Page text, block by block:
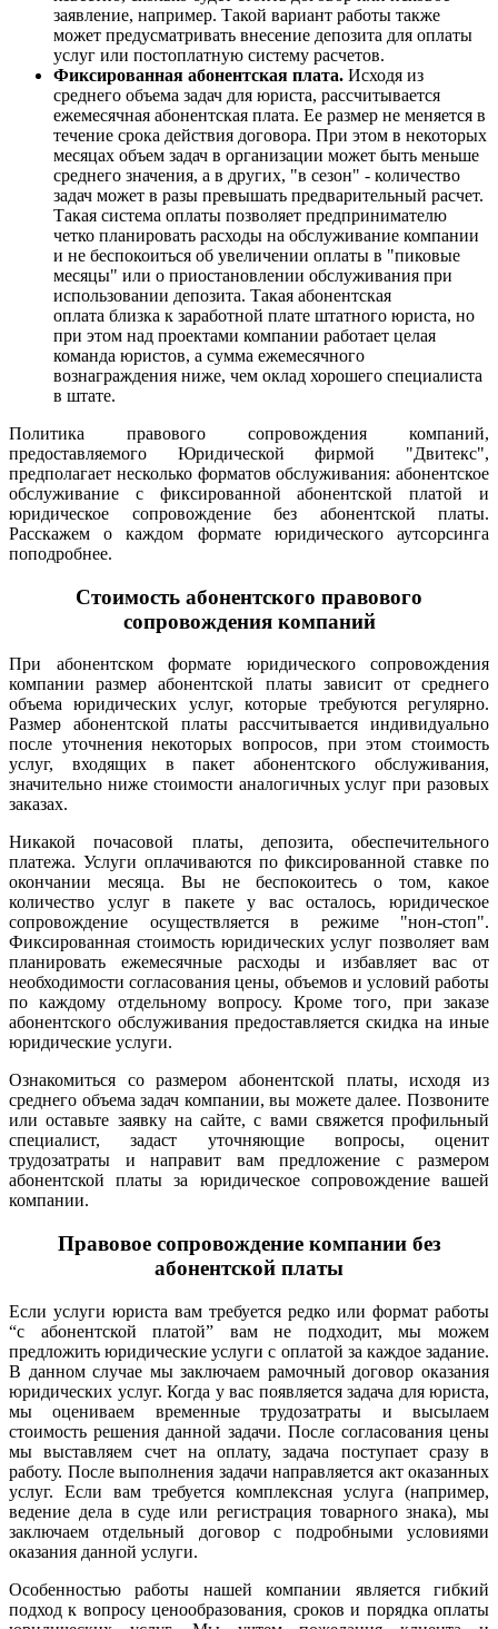
заявление, например. Такой вариант работы также
может предусматривать внесение депозита для оплаты
услуг или постоплатную систему расчетов.
Фиксированная абонентская плата. Исходя из
среднего объема задач для юриста, рассчитывается
ежемесячная абонентская плата. Ее размер не меняется в
течение срока действия договора. При этом в некоторых
месяцах объем задач в организации может быть меньше
среднего значения, а в других, "в сезон" - количество
задач может в разы превышать предварительный расчет.
Такая система оплаты позволяет предпринимателю
четко планировать расходы на обслуживание компании
и не беспокоиться об увеличении оплаты в "пиковые
месяцы" или о приостановлении обслуживания при
использовании депозита. Такая абонентская
оплата близка к заработной плате штатного юриста, но
при этом над проектами компании работает целая
команда юристов, а сумма ежемесячного
вознаграждения ниже, чем оклад хорошего специалиста
в штате.
Политика правового сопровождения компаний,
предоставляемого Юридической фирмой "Двитекс",
предполагает несколько форматов обслуживания: абонентское
обслуживание с фиксированной абонентской платой и
юридическое сопровождение без абонентской платы.
Расскажем о каждом формате юридического аутсорсинга
поподробнее.
Стоимость абонентского правового
сопровождения компаний
При абонентском формате юридического сопровождения
компании размер абонентской платы зависит от среднего
объема юридических услуг, которые требуются регулярно.
Размер абонентской платы рассчитывается индивидуально
после уточнения некоторых вопросов, при этом стоимость
услуг, входящих в пакет абонентского обслуживания,
значительно ниже стоимости аналогичных услуг при разовых
заказах.
Никакой почасовой платы, депозита, обеспечительного
платежа. Услуги оплачиваются по фиксированной ставке по
окончании месяца. Вы не беспокоитесь о том, какое
количество услуг в пакете у вас осталось, юридическое
сопровождение осуществляется в режиме "нон-стоп".
Фиксированная стоимость юридических услуг позволяет вам
планировать ежемесячные расходы и избавляет вас от
необходимости согласования цены, объемов и условий работы
по каждому отдельному вопросу. Кроме того, при заказе
абонентского обслуживания предоставляется скидка на иные
юридические услуги.
Ознакомиться со размером абонентской платы, исходя из
среднего объема задач компании, вы можете далее. Позвоните
или оставьте заявку на сайте, с вами свяжется профильный
специалист, задаст уточняющие вопросы, оценит
трудозатраты и направит вам предложение с размером
абонентской платы за юридическое сопровождение вашей
компании.
Правовое сопровождение компании без
абонентской платы
Если услуги юриста вам требуется редко или формат работы
“с абонентской платой” вам не подходит, мы можем
предложить юридические услуги с оплатой за каждое задание.
В данном случае мы заключаем рамочный договор оказания
юридических услуг. Когда у вас появляется задача для юриста,
мы оцениваем временные трудозатраты и высылаем
стоимость решения данной задачи. После согласования цены
мы выставляем счет на оплату, задача поступает сразу в
работу. После выполнения задачи направляется акт оказанных
услуг. Если вам требуется комплексная услуга (например,
ведение дела в суде или регистрация товарного знака), мы
заключаем отдельный договор с подробными условиями
оказания данной услуги.
Особенностью работы нашей компании является гибкий
подход к вопросу ценообразования, сроков и порядка оплаты